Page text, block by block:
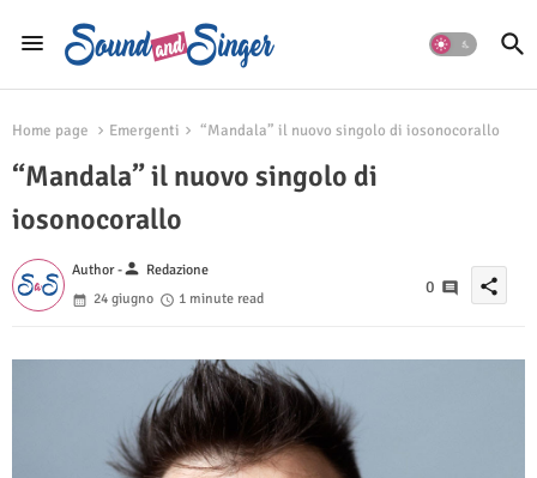
Home page Emergenti “Mandala” il nuovo singolo di iosonocorallo
“Mandala” il nuovo singolo di
iosonocorallo
Author -person Redazione
24 giugno
1 minute read
0 share